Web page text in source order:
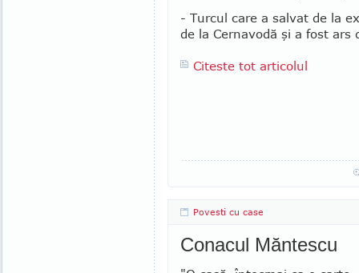
- Turcul care a salvat de la
de la Cernavodă şi a fost ars
Citeste tot articolul
Povesti cu case
Conacul Măntescu